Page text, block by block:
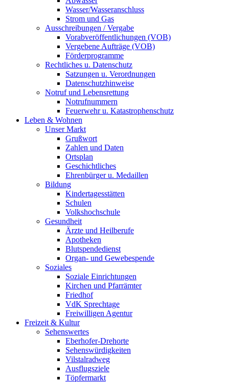
Wasser/Wasseranschluss
Strom und Gas
Ausschreibungen / Vergabe
Vorabveröffentlichungen (VOB)
Vergebene Aufträge (VOB)
Förderprogramme
Rechtliches u. Datenschutz
Satzungen u. Verordnungen
Datenschutzhinweise
Notruf und Lebensrettung
Notrufnummern
Feuerwehr u. Katastrophenschutz
Leben & Wohnen
Unser Markt
Grußwort
Zahlen und Daten
Ortsplan
Geschichtliches
Ehrenbürger u. Medaillen
Bildung
Kindertagesstätten
Schulen
Volkshochschule
Gesundheit
Ärzte und Heilberufe
Apotheken
Blutspendedienst
Organ- und Gewebespende
Soziales
Soziale Einrichtungen
Kirchen und Pfarrämter
Friedhof
VdK Sprechtage
Freiwilligen Agentur
Freizeit & Kultur
Sehenswertes
Eberhofer-Drehorte
Sehenswürdigkeiten
Vilstalradweg
Ausflugsziele
Töpfermarkt